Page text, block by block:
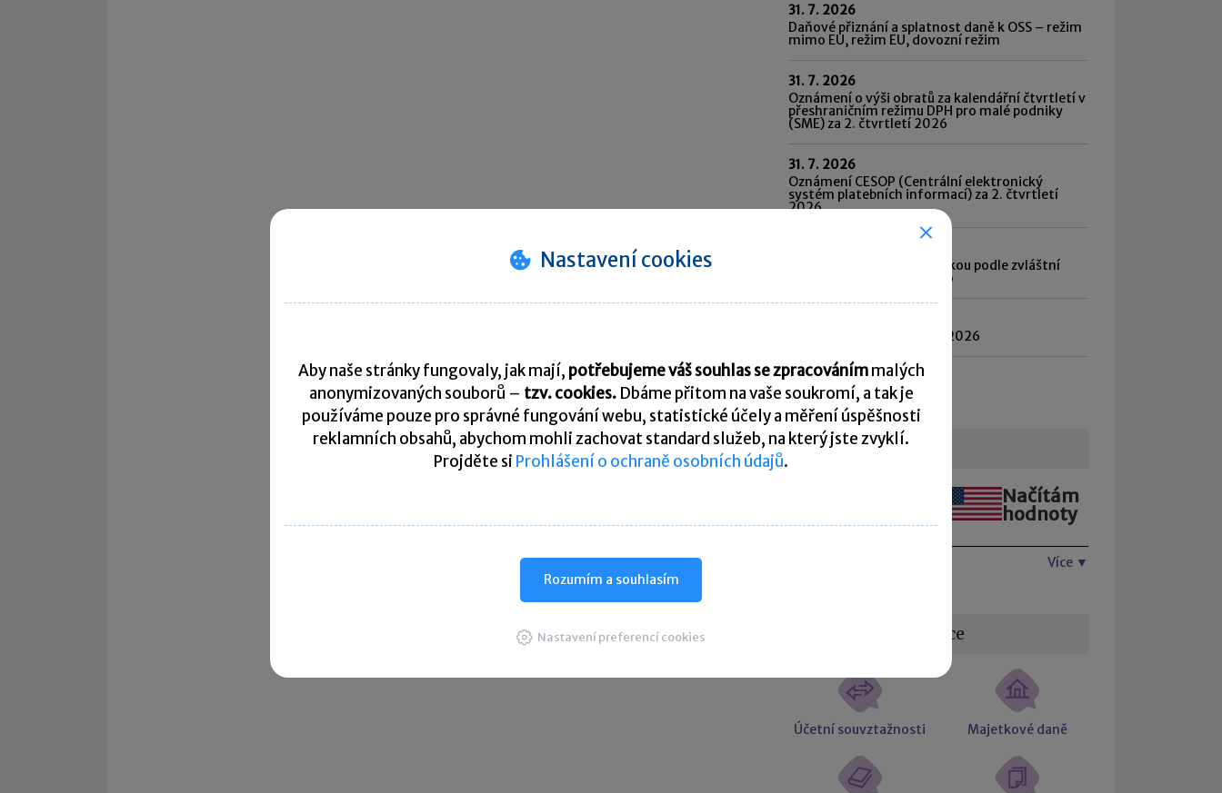
31. 7. 2026
Daňové přiznání a splatnost daně k OSS – režim
mimo EU, režim EU, dovozní režim
31. 7. 2026
Oznámení o výši obratů za kalendářní čtvrtletí v
přeshraničním režimu DPH pro malé podniky
(SME) za 2. čtvrtletí 2026
31. 7. 2026
Oznámení CESOP (Centrální elektronický
systém platebních informací) za 2. čtvrtletí
2026
Odvod daně vybírané srážkou podle zvláštní
sazby daně za červen 2026
Splatnost daně za červen 2026
Přehled všech termínů ►
Kurzovní lístek
Načítám
hodnoty
Více ▼
Užitečné informace
Účetní souvztažnosti Majetkové daně
Nastavení cookies
Aby naše stránky fungovaly, jak mají, potřebujeme váš souhlas se zpracovánímmalých
anonymizovaných souborů – tzv. cookies. Dbáme přitom na vaše soukromí, a tak je
používáme pouze pro správné fungování webu, statistické účely a měření úspěšnosti
reklamních obsahů, abychom mohli zachovat standard služeb, na který jste zvyklí.
Projděte si Prohlášení o ochraně osobních údajů.
Rozumím a souhlasím
Nastavení preferencí cookies